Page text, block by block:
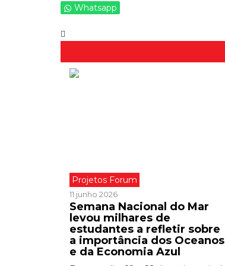
Whatsapp
Projetos Forum
11 junho 2026
Semana Nacional do Mar
levou milhares de
estudantes a refletir sobre
a importância dos Oceanos
e da Economia Azul